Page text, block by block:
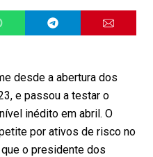
desde a abertura dos
e passou a testar o
inédito em abril. O
por ativos de risco no
o presidente dos